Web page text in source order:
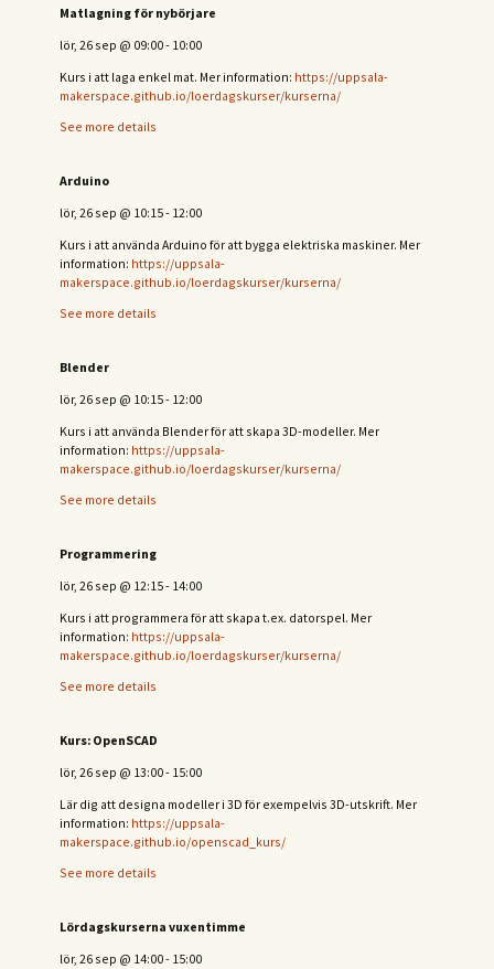
Matlagning för nybörjare
lör, 26 sep @ 09:00- 10:00
Kurs i att laga enkel mat. Mer information: https://uppsala-
makerspace.github.io/loerdagskurser/kurserna/
See more details
Arduino
lör, 26 sep @ 10:15- 12:00
Kurs i att använda Arduino för att bygga elektriska maskiner. Mer
information: https://uppsala-
makerspace.github.io/loerdagskurser/kurserna/
See more details
Blender
lör, 26 sep @ 10:15- 12:00
Kurs i att använda Blender för att skapa 3D-modeller. Mer
information: https://uppsala-
makerspace.github.io/loerdagskurser/kurserna/
See more details
Programmering
lör, 26 sep @ 12:15- 14:00
Kurs i att programmera för att skapa t.ex. datorspel. Mer
information: https://uppsala-
makerspace.github.io/loerdagskurser/kurserna/
See more details
Kurs: OpenSCAD
lör, 26 sep @ 13:00- 15:00
Lär dig att designa modeller i 3D för exempelvis 3D-utskrift. Mer
information: https://uppsala-
makerspace.github.io/openscad_kurs/
See more details
Lördagskurserna vuxentimme
lör, 26 sep @ 14:00- 15:00